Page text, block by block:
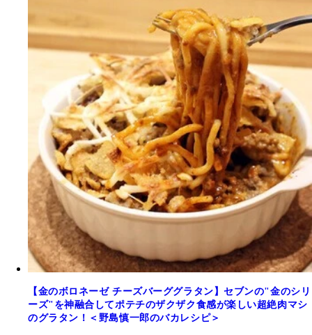
【金のボロネーゼ チーズバーググラタン】セブンの"金のシリ
ーズ"を神融合してポテチのザクザク食感が楽しい超絶肉マシ
のグラタン！＜野島慎一郎のバカレシピ＞